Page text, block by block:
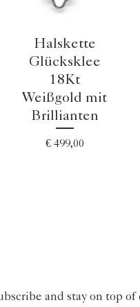
Schnellansicht
Halskette
Glücksklee
18Kt
Weißgold mit
Brillianten
Preis
€ 499,00
and stay on top